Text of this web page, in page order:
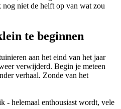
niet de helft op van wat zou
te beginnen
aan het eind van het jaar
verwijderd. Begin je meteen
verhaal. Zonde van het
- helemaal enthousiast wordt, vele